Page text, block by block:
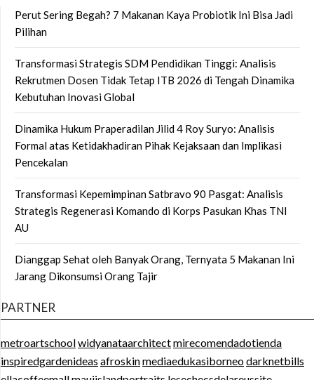
Perut Sering Begah? 7 Makanan Kaya Probiotik Ini Bisa Jadi
Pilihan
Transformasi Strategis SDM Pendidikan Tinggi: Analisis
Rekrutmen Dosen Tidak Tetap ITB 2026 di Tengah Dinamika
Kebutuhan Inovasi Global
Dinamika Hukum Praperadilan Jilid 4 Roy Suryo: Analisis
Formal atas Ketidakhadiran Pihak Kejaksaan dan Implikasi
Pencekalan
Transformasi Kepemimpinan Satbravo 90 Pasgat: Analisis
Strategis Regenerasi Komando di Korps Pasukan Khas TNI
AU
Dianggap Sehat oleh Banyak Orang, Ternyata 5 Makanan Ini
Jarang Dikonsumsi Orang Tajir
PARTNER
metroartschoolwidyanataarchitectmirecomendadotienda
inspiredgardenideas afroskinmediaedukasiborneodarknetbills